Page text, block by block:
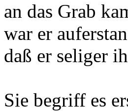
an das Grab
war er
daß er seliger
Sie begriff es